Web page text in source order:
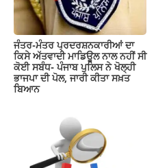
ਜੰਤਰ-ਮੰਤਰ ਪ੍ਰਦਰਸ਼ਨਕਾਰੀਆਂ ਦਾ
ਕਿਸੇ ਅੱਤਵਾਦੀ ਮਾਡਿਊਲ ਨਾਲ ਨਹੀਂ ਸੀ
ਕੋਈ ਸਬੰਧ- ਪੰਜਾਬ ਪੁਲਿਸ ਨੇ ਖੋਲ੍ਹੀ
ਭਾਜਪਾ ਦੀ ਪੋਲ, ਜਾਰੀ ਕੀਤਾ ਸਖ਼ਤ
ਬਿਆਨ